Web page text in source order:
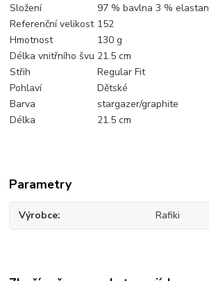
Složení
97 % bavlna 3 % elastan
Referenční velikost 152
Hmotnost
130 g
Délka vnitřního švu 21.5 cm
Střih
Regular Fit
Pohlaví
Dětské
Barva
stargazer/graphite
Délka
21.5 cm
Parametry
Výrobce Rafiki